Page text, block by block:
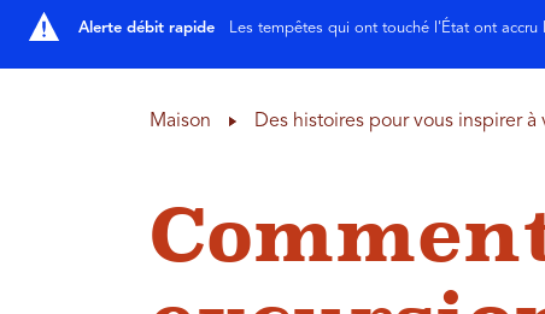
Alerte débit rapide Les tempêtes qui ont touché l'État ont
Maison Des histoires pour vous inspirer à